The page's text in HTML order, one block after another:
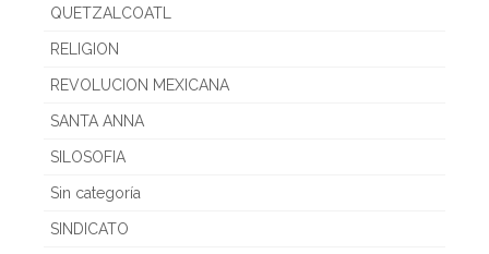
QUETZALCOATL
RELIGION
REVOLUCION MEXICANA
SANTA ANNA
SILOSOFIA
Sin categoría
SINDICATO